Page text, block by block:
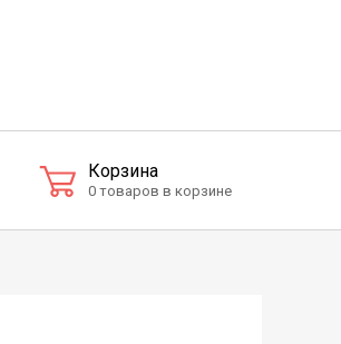
Корзина
0 товаров в корзине